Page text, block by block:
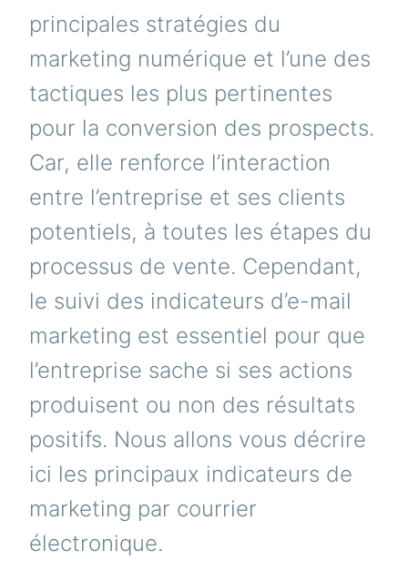
principales stratégies du
marketing numérique et l’une des
tactiques les plus pertinentes
pour la conversion des prospects.
Car, elle renforce l’interaction
entre l’entreprise et ses clients
potentiels, à toutes les étapes du
processus de vente. Cependant,
le suivi des indicateurs d’e-mail
marketing est essentiel pour que
l’entreprise sache si ses actions
produisent ou non des résultats
positifs. Nous allons vous décrire
ici les principaux indicateurs de
marketing par courrier
électronique.